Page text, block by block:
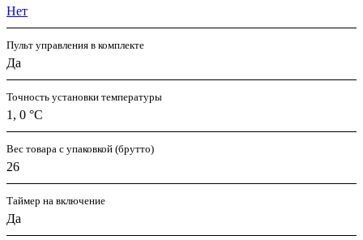
Нет
Пульт управления в комплекте
Да
Точность установки температуры
1, 0 °С
Вес товара с упаковкой (брутто)
26
Таймер на включение
Да